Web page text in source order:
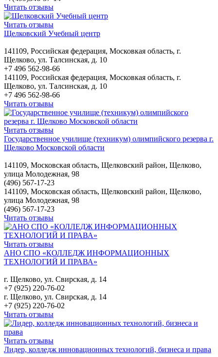
Читать отзывы
Читать отзывы
Щелковский Учебный центр
141109, Российская федерация, Московкая область, г.
Щелково, ул. Талсинская, д. 10
+7 496 562-98-66
141109, Российская федерация, Московкая область, г.
Щелково, ул. Талсинская, д. 10
+7 496 562-98-66
Читать отзывы
Читать отзывы
Государственное училище (техникум) олимпийского резерва г.
Щелково Московской области
141109, Московская область, Щелковский район, Щелково,
улица Молодежная, 98
(496) 567-17-23
141109, Московская область, Щелковский район, Щелково,
улица Молодежная, 98
(496) 567-17-23
Читать отзывы
Читать отзывы
АНО СПО «КОЛЛЕДЖ ИНФОРМАЦИОННЫХ
ТЕХНОЛОГИЙ И ПРАВА»
г. Щелково, ул. Свирская, д. 14
+7 (925) 220-76-02
г. Щелково, ул. Свирская, д. 14
+7 (925) 220-76-02
Читать отзывы
Читать отзывы
Лидер, колледж инновационных технологий, бизнеса и права